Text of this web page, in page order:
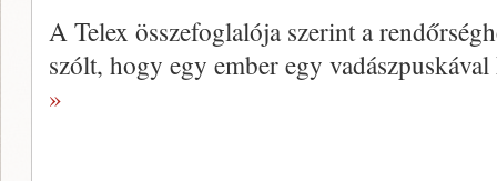
A Telex összefoglalója szerint a
szólt, hogy egy ember egy
»